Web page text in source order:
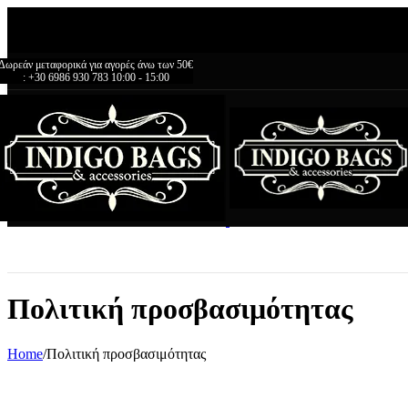
μεταφορικά για αγορές άνω των 50€
: +30 6986 930 783 10:00 - 15:00
Πολιτική προσβασιμότητας
Home/Πολιτική προσβασιμότητας